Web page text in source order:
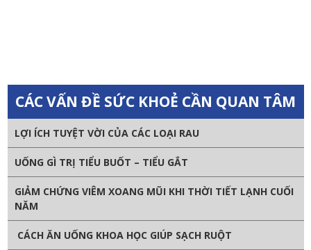
CÁC VẤN ĐỀ SỨC KHOẺ CẦN QUAN TÂM
LỢI ÍCH TUYỆT VỜI CỦA CÁC LOẠI RAU
UỐNG GÌ TRỊ TIỂU BUỐT – TIỂU GẮT
GIẢM CHỨNG VIÊM XOANG MŨI KHI THỜI TIẾT LẠNH CUỐI
NĂM
CÁCH ĂN UỐNG KHOA HỌC GIÚP SẠCH RUỘT